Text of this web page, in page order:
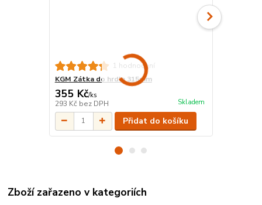
1 hodnocení
KGM Zátka do hrdla 315mm
355 Kč/ks
293 Kč bez DPH Skladem
Přidat do košíku
Zboží zařazeno v kategoriích